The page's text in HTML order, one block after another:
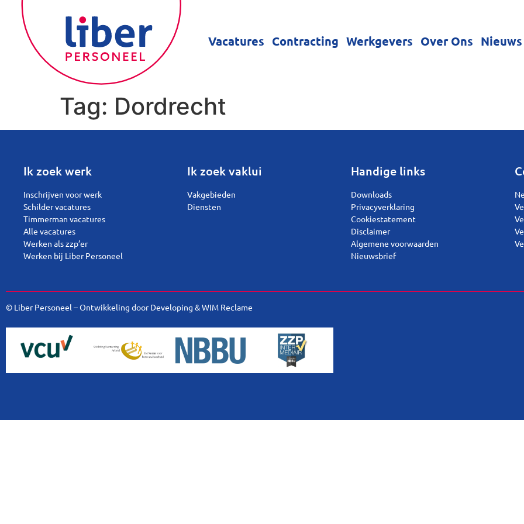
Vacatures Contracting Werkgevers Over Ons Nieuws
Tag: Dordrecht
Ik zoek werk
Inschrijven voor werk
Schilder vacatures
Timmerman vacatures
Alle vacatures
Werken als zzp’er
Werken bij Liber Personeel
Ik zoek vaklui
Vakgebieden
Diensten
Handige links
Downloads
Privacyverklaring
Cookiestatement
Disclaimer
Algemene voorwaarden
Nieuwsbrief
© Liber Personeel – Ontwikkeling doorDeveloping &WIM Reclame